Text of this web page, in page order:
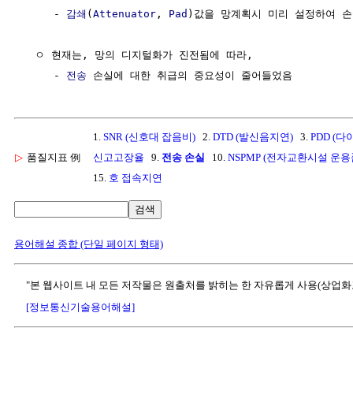
     -
감쇄 (Attenuator , Pad )값을 망계획시 미리 설정하여
  ㅇ 현재는, 망의 디지털화가 진전됨에 따라,
     -
전송
▷ 품질지표 例
1. SNR (신호대 잡음비) 2. DTD (발신음지연) 3. PDD (다
신고고장율 9. 전송 손실 10. NSPMP (전자교환시설 운
15. 호 접속지연
검색
용어해설 종합 (단일 페이지 형태)
"본 웹사이트 내 모든 저작물은 원출처를 밝히는 한 자유롭게 사용(상업
[정보통신기술용어해설]